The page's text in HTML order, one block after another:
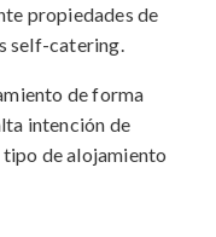
propiedades de
self-catering.
de forma
intención de
tipo de alojamiento